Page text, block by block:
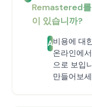
Remastered
이 있습니까?
A비용에 대
온라인에
으로 보입
만들어보